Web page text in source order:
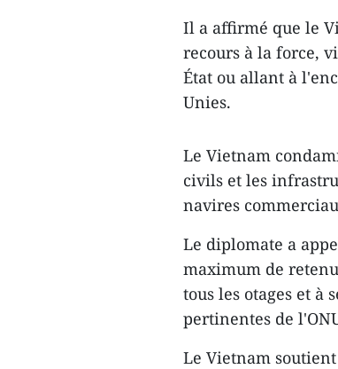
Il a affirmé que le
recours à la force,
État ou allant à
Unies.
Le Vietnam
civils et les
navires
Le diplomate a
maximum de
tous les otages et
pertinentes de
Le Vietnam